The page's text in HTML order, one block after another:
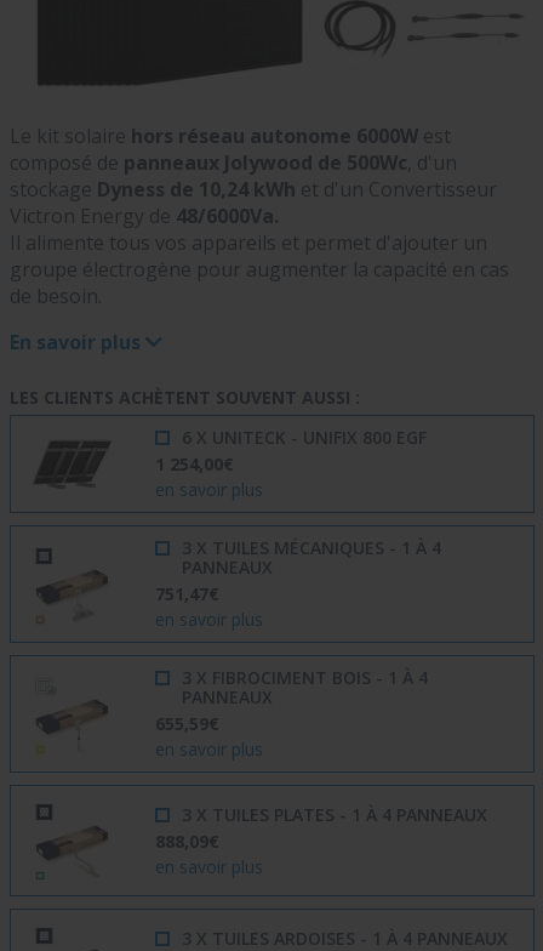
Le kit solaire hors réseau autonome 6000West
composé de panneaux Jolywood de 500Wc , d'un
stockage Dyness de 10,24 kWh et d'un Convertisseur
Victron Energy de 48/6000Va.
Il alimente tous vos appareils et permet d'ajouter un
groupe électrogène pour augmenter la capacité en cas
de besoin.
En savoir plus
LES CLIENTS ACHÈTENT SOUVENT AUSSI :
6 X UNITECK - UNIFIX 800 EGF
1 254,00€
en savoir plus
3 X TUILES MÉCANIQUES - 1 À 4
PANNEAUX
751,47€
en savoir plus
3 X FIBROCIMENT BOIS - 1 À 4
PANNEAUX
655,59€
en savoir plus
3 X TUILES PLATES - 1 À 4 PANNEAUX
888,09€
en savoir plus
3 X TUILES ARDOISES - 1 À 4 PANNEAUX